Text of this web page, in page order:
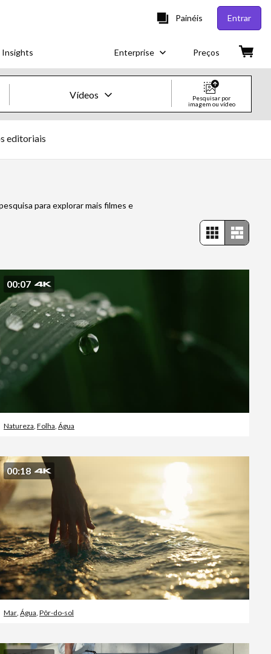
Painéis Entrar
Insights Enterprise Preços
Vídeos
Imagens editoriais
Vídeos editoriais
Pesquisar por
imagem ou vídeo
editoriais
para explorar mais filmes e
00:07
Natureza, Folha, Água
00:18
Mar, Água, Pôr-do-sol